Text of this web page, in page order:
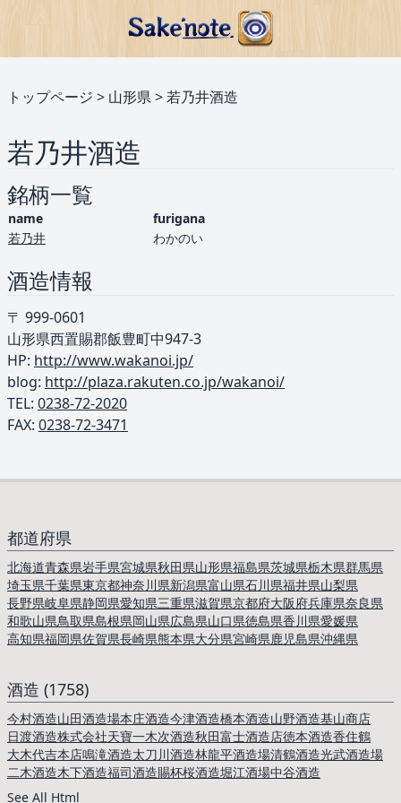
トップページ > 山形県>若乃井酒造
若乃井酒造
銘柄一覧
name
furigana
若乃井
わかのい
酒造情報
〒 999-0601
山形県西置賜郡飯豊町中947-3
HP: http://www.wakanoi.jp/
blog: http://plaza.rakuten.co.jp/wakanoi/
TEL: ︎ 0238-72-2020
FAX: 0238-72-3471
都道府県
北海道青森県岩手県宮城県秋田県山形県福島県茨城県栃木県群馬県
埼玉県千葉県東京都神奈川県新潟県富山県石川県福井県山梨県
長野県岐阜県静岡県愛知県三重県滋賀県京都府大阪府兵庫県奈良県
和歌山県鳥取県島根県岡山県広島県山口県徳島県香川県愛媛県
高知県福岡県佐賀県長崎県熊本県大分県宮崎県鹿児島県沖縄県
酒造 (1758)
今村酒造山田酒造場本庄酒造今津酒造橋本酒造山野酒造基山商店
日渡酒造株式会社天寶一木次酒造秋田富士酒造店徳本酒造香住鶴
大木代吉本店鳴滝酒造太刀川酒造林龍平酒造場清鶴酒造光武酒造場
二木酒造木下酒造福司酒造賜杯桜酒造堀江酒場中谷酒造
See All Html